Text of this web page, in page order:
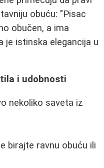
obuću: "Pisac
obučen, a ima
je istinska elegancija u
i udobnosti
nekoliko saveta iz
birajte ravnu obuću ili